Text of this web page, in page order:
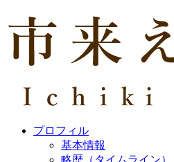
プロフィル
基本情報